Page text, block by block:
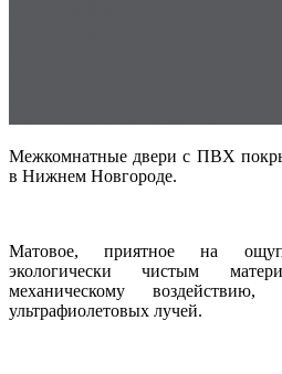
Межкомнатные двери с ПВХ
в Нижнем Новгороде.
Матовое, приятное на
экологически чистым
механическому
ультрафиолетовых лучей.